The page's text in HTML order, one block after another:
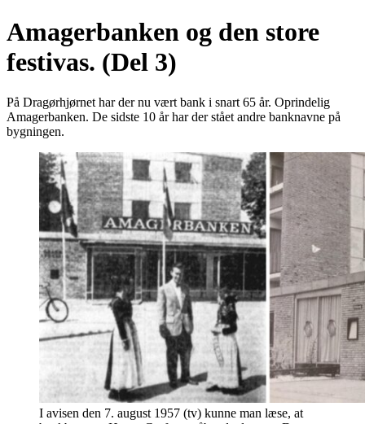
Amagerbanken og den store
festivas. (Del 3)
På Dragørhjørnet har der nu vært bank i snart 65 år. Oprindelig
Amagerbanken. De sidste 10 år har der stået andre banknavne på
bygningen.
I avisen den 7. august 1957 (tv) kunne man læse, at